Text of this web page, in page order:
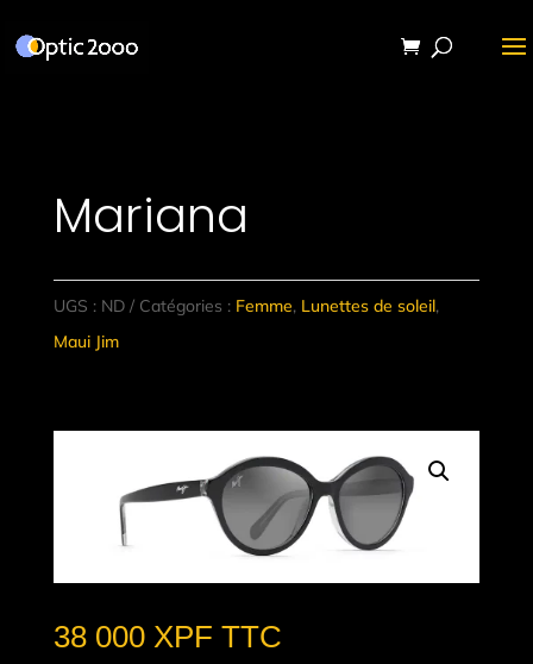
Mariana
UGS : ND Catégories : Femme, Lunettes de soleil,
Maui Jim
38 000 XPF TTC